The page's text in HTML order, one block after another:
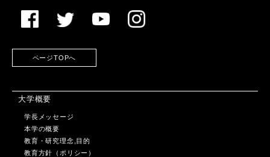
ページTOPへ
大学概要
学長メッセージ
本学の概要
教育・研究理念,目的
教育方針（ポリシー）